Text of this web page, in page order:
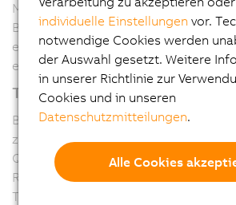
Measurement-Aufgaben kann die
Beispiel bei mehr als 75 % liegen, es
ein Viertel der Zeit benötigt. Der JIT-
einem einfachen Software-Update
Taktzeiten halbieren
Bei multicorefähigen Vision-
zudem die Vorteile der neuen Smart-
Quadcore-Prozessor zum Tragen. Die
Rechenleistung ermöglicht es zum
Taktzeiten bei Matching-
individuelle Einstellungen vor.
notwendige Cookies werden
der Auswahl gesetzt. Weitere
in unserer Richtlinie zur
Cookies und in unseren
Datenschutzmitteilungen.
Alle Cookies